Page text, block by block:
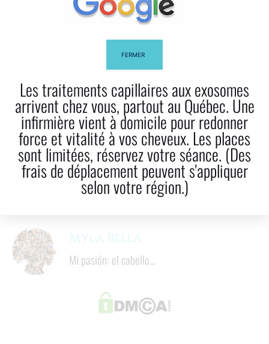
¿Cómo Hago Una Trenza Francesa
Paso A Paso?
Facebook
Twitter
LinkedIn
Correo electrónico
Tiempo de lectura
5
  minutos
Myla Bella
Mi pasión: el cabello...
FERMER
Les traitements capillaires aux exosomes
arrivent chez vous, partout au Québec. Une
infirmière vient à domicile pour redonner
force et vitalité à vos cheveux. Les places
sont limitées, réservez votre séance. (Des
frais de déplacement peuvent s'appliquer
selon votre région.)